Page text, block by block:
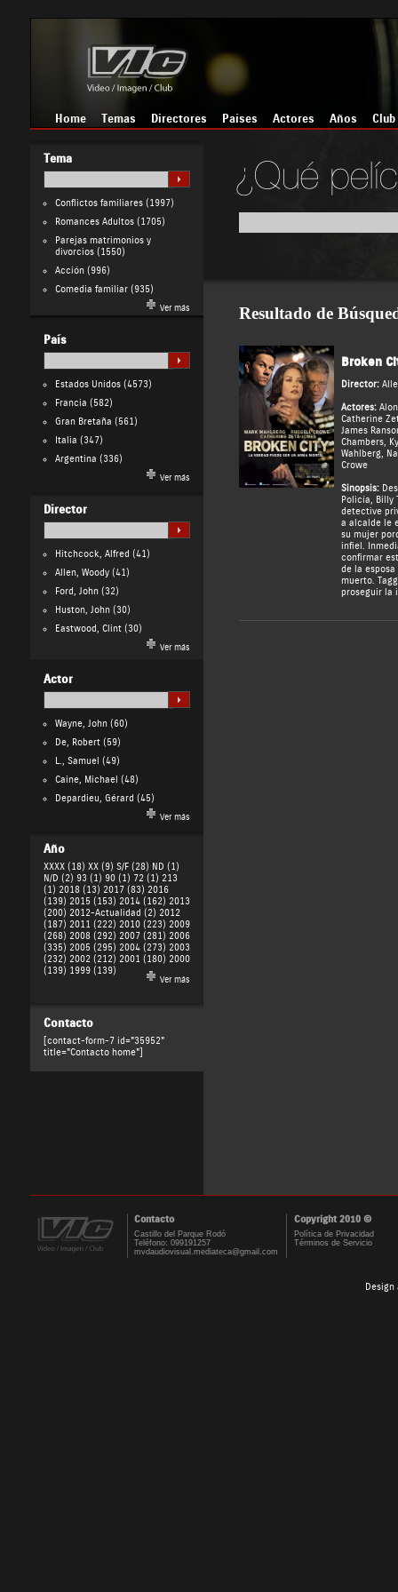
Home Temas Directores Países Actores Años Club
Tema
Conflictos familiares(1997)
Romances Adultos(1705)
Parejas matrimonios y
divorcios(1550)
Acción(996)
Comedia familiar(935)
Ver más
País
Estados Unidos(4573)
Francia (582)
Gran Bretaña (561)
Italia (347)
Argentina (336)
Ver más
Director
Hitchcock, Alfred (41)
Allen, Woody(41)
Ford, John(32)
Huston, John(30)
Eastwood, Clint(30)
Ver más
Actor
Wayne, John(60)
De, Robert(59)
L., Samuel (49)
Caine, Michael (48)
Depardieu, Gérard (45)
Ver más
Año
XXXX (18) XX (9) S/F (28) ND (1)
N/D (2) 93 (1) 90 (1) 72 (1) 213
(1) 2018 (13) 2017 (83) 2016
(139) 2015 (153) 2014 (162) 2013
(200) 2012-Actualidad (2) 2012
(187) 2011 (222) 2010 (223) 2009
(268) 2008 (292) 2007 (281) 2006
(335) 2005 (295) 2004 (273) 2003
(232) 2002 (212) 2001 (180) 2000
(139) 1999 (139)
Ver más
Contacto
[contact-form-7 id="35952"
title="Contacto home"]
Resultado de
Broken
Director:
Actores:
Catherine
James
Chambers,
Wahlberg,
Crowe
Sinopsis:
Policía, Billy
detective
a alcalde le
su mujer
infiel.
confirmar
de la
muerto.
proseguir la
Contacto Copyright 2010 ©
Castillo del Parque Rodó
Teléfono: 099191257
mvdaudiovisual.mediateca@gmail.com
Política de Privacidad
Términos de Servicio